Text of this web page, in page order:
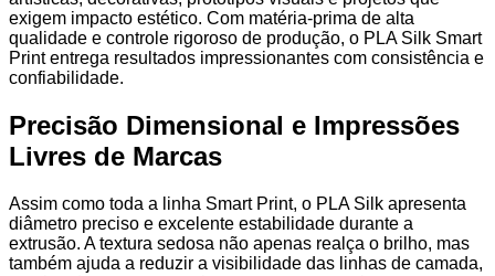
exigem impacto estético. Com matéria-prima de alta
qualidade e controle rigoroso de produção, o PLA Silk Smart
Print entrega resultados impressionantes com consistência e
confiabilidade.
Precisão Dimensional e Impressões
Livres de Marcas
Assim como toda a linha Smart Print, o PLA Silk apresenta
diâmetro preciso e excelente estabilidade durante a
extrusão. A textura sedosa não apenas realça o brilho, mas
também ajuda a reduzir a visibilidade das linhas de camada,